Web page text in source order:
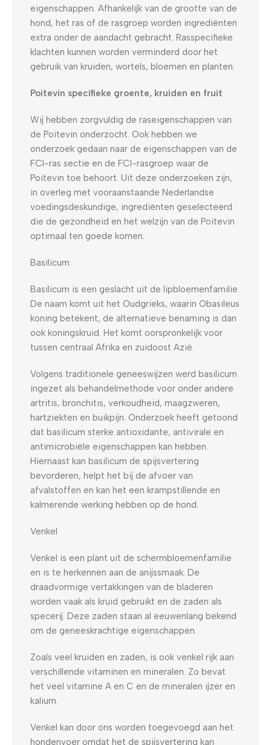
eigenschappen. Afhankelijk van de grootte van de
hond, het ras of de rasgroep worden ingrediënten
extra onder de aandacht gebracht. Rasspecifieke
klachten kunnen worden verminderd door het
gebruik van kruiden, wortels, bloemen en planten.
Poitevin specifieke groente, kruiden en fruit
Wij hebben zorgvuldig de raseigenschappen van
de Poitevin onderzocht. Ook hebben we
onderzoek gedaan naar de eigenschappen van de
FCI-ras sectie en de FCI-rasgroep waar de
Poitevin toe behoort. Uit deze onderzoeken zijn,
in overleg met vooraanstaande Nederlandse
voedingsdeskundige, ingrediënten geselecteerd
die de gezondheid en het welzijn van de Poitevin
optimaal ten goede komen.
Basilicum
Basilicum is een geslacht uit de lipbloemenfamilie.
De naam komt uit het Oudgrieks, waarin Obasileus
koning betekent, de alternatieve benaming is dan
ook koningskruid. Het komt oorspronkelijk voor
tussen centraal Afrika en zuidoost Azië.
Volgens traditionele geneeswijzen werd basilicum
ingezet als behandelmethode voor onder andere
artritis, bronchitis, verkoudheid, maagzweren,
hartziekten en buikpijn. Onderzoek heeft getoond
dat basilicum sterke antioxidante, antivirale en
antimicrobiële eigenschappen kan hebben.
Hiernaast kan basilicum de spijsvertering
bevorderen, helpt het bij de afvoer van
afvalstoffen en kan het een krampstillende en
kalmerende werking hebben op de hond.
Venkel
Venkel is een plant uit de schermbloemenfamilie
en is te herkennen aan de anijssmaak. De
draadvormige vertakkingen van de bladeren
worden vaak als kruid gebruikt en de zaden als
specerij. Deze zaden staan al eeuwenlang bekend
om de geneeskrachtige eigenschappen.
Zoals veel kruiden en zaden, is ook venkel rijk aan
verschillende vitaminen en mineralen. Zo bevat
het veel vitamine A en C en de mineralen ijzer en
kalium.
Venkel kan door ons worden toegevoegd aan het
hondenvoer omdat het de spijsvertering kan